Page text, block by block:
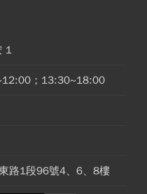
1
；13:30~18:00
路1段96號4、6、8樓